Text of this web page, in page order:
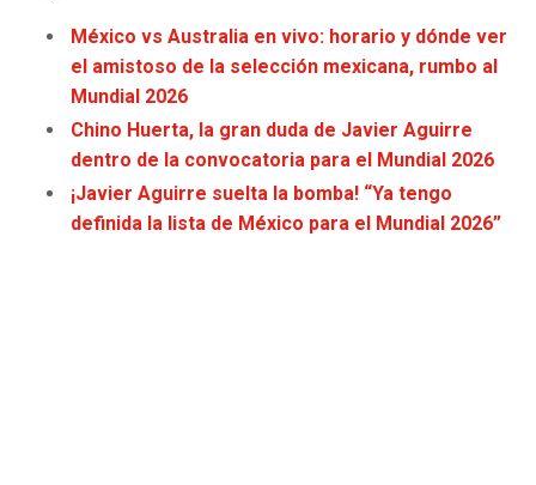
CARDINALS
MAVERICKS
México vs Australia en vivo: horario y dónde ver
el amistoso de la selección mexicana, rumbo al
Mundial 2026
Chino Huerta, la gran duda de Javier Aguirre
dentro de la convocatoria para el Mundial 2026
¡Javier Aguirre suelta la bomba! “Ya tengo
definida la lista de México para el Mundial 2026”